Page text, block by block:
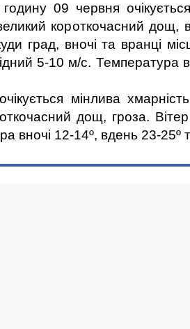
09 червня
короткочасний дощ,
град, вночі та вранці
5-10 м/с. Температура
мінлива
дощ, гроза. Вітер
вночі 12-14º, вдень 23-25º